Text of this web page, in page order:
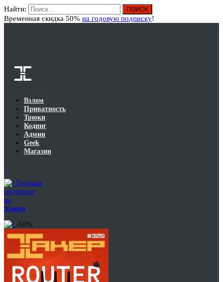
Найти:
Временная скидка 50% на годовую подписку!
Взлом
Приватность
Трюки
Кодинг
Админ
Geek
Магазин
Годовая
подписка
на
Хакер
-50%